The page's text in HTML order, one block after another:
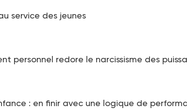
service des jeunes
personnel redore le narcissisme des
: en finir avec une logique de